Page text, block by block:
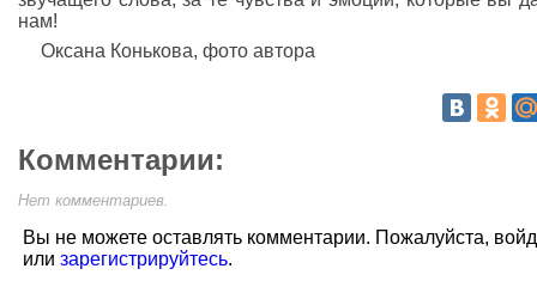
нам!
Оксана Конькова, фото автора
Комментарии:
Нет комментариев.
Вы не можете оставлять комментарии. Пожалуйста,
или зарегистрируйтесь.